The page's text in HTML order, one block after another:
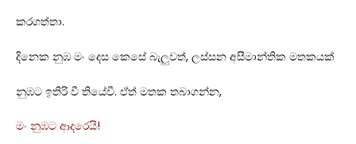
කරගත්තා.
දිනෙක නුඹ මං දෙස කෙසේ බැලුවත්, ලස්සන අසීමාන්තික මතකයක්
නුඹට ඉතිරි වී තියේවී. ඒත් මතක තබාගන්න,
මං නුඹට ආදරෙයි!